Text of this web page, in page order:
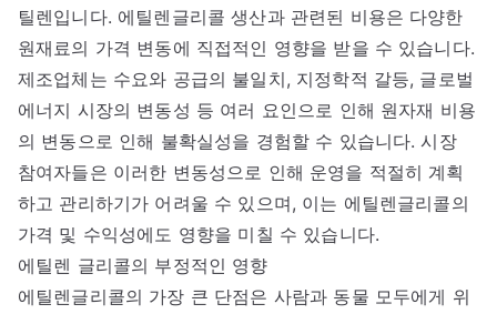
틸렌입니다. 에틸렌글리콜 생산과 관련된 비용은 다양한
원재료의 가격 변동에 직접적인 영향을 받을 수 있습니다.
제조업체는 수요와 공급의 불일치, 지정학적 갈등, 글로벌
에너지 시장의 변동성 등 여러 요인으로 인해 원자재 비용
의 변동으로 인해 불확실성을 경험할 수 있습니다. 시장
참여자들은 이러한 변동성으로 인해 운영을 적절히 계획
하고 관리하기가 어려울 수 있으며, 이는 에틸렌글리콜의
가격 및 수익성에도 영향을 미칠 수 있습니다.
에틸렌 글리콜의 부정적인 영향
에틸렌글리콜의 가장 큰 단점은 사람과 동물 모두에게 위